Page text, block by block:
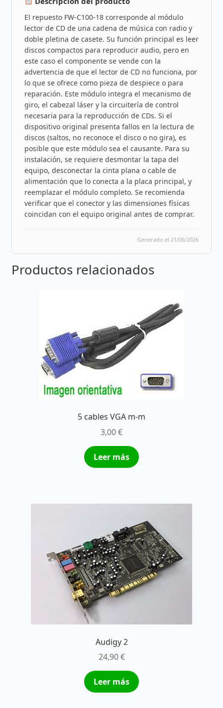
El repuesto FW-C100-18 corresponde al módulo
lector de CD de una cadena de música con radio y
doble pletina de casete. Su función principal es leer
discos compactos para reproducir audio, pero en
este caso el componente se vende con la
advertencia de que el lector de CD no funciona, por
lo que se ofrece como pieza de despiece o para
reparación. Este módulo integra el mecanismo de
giro, el cabezal láser y la circuitería de control
necesaria para la reproducción de CDs. Si el
dispositivo original presenta fallos en la lectura de
discos (saltos, no reconoce el disco o no gira), es
posible que este módulo sea el causante. Para su
instalación, se requiere desmontar la tapa del
equipo, desconectar la cinta plana o cable de
alimentación que lo conecta a la placa principal, y
reemplazar el módulo completo. Se recomienda
verificar que el conector y las dimensiones físicas
coincidan con el equipo original antes de comprar.
Generado el 21/06/2026
Productos relacionados
5 cables VGA m-m
3,00€
Leer más
Audigy 2
24,90€
Leer más